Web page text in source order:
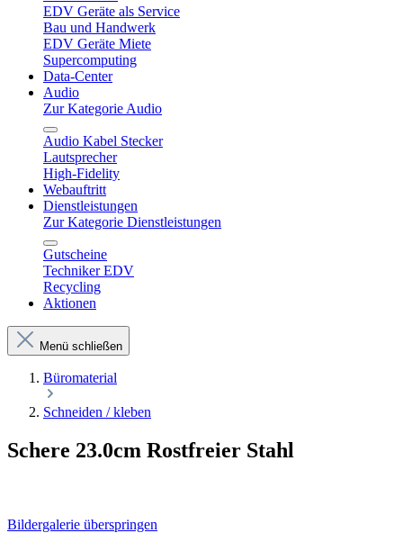
EDV Geräte als Service
Bau und Handwerk
EDV Geräte Miete
Supercomputing
Data-Center
Audio
Zur Kategorie Audio
Audio Kabel Stecker
Lautsprecher
High-Fidelity
Webauftritt
Dienstleistungen
Zur Kategorie Dienstleistungen
Gutscheine
Techniker EDV
Recycling
Aktionen
Menü schließen
Büromaterial
Schneiden / kleben
Schere 23.0cm Rostfreier Stahl
Bildergalerie überspringen